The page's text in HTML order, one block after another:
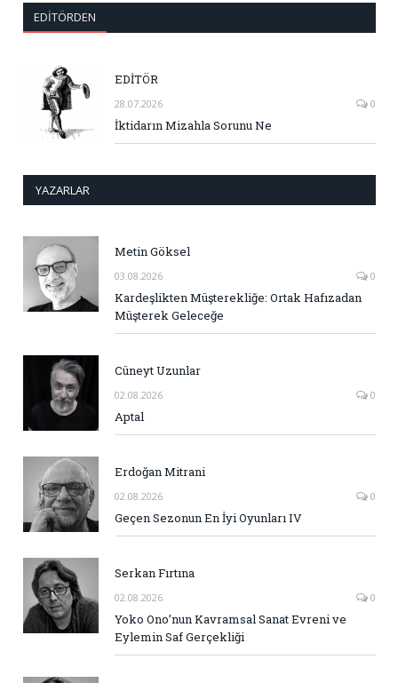
EDITÖRDEN
EDİTÖR
28.07.2026 0
İktidarın Mizahla Sorunu Ne
YAZARLAR
Metin Göksel
03.08.2026 0
Kardeşlikten Müşterekliğe: Ortak Hafızadan
Müşterek Geleceğe
Cüneyt Uzunlar
02.08.2026 0
Aptal
Erdoğan Mitrani
02.08.2026 0
Geçen Sezonun En İyi Oyunları IV
Serkan Fırtına
02.08.2026 0
Yoko Ono’nun Kavramsal Sanat Evreni ve
Eylemin Saf Gerçekliği